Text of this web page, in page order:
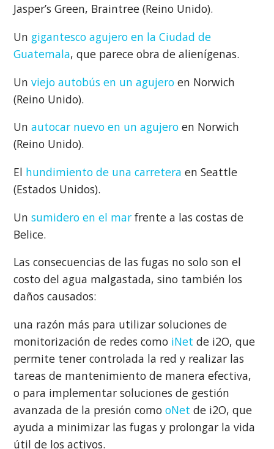
Jasper’s Green, Braintree (Reino Unido).
Un gigantesco agujero en la Ciudad de
Guatemala, que parece obra de alienígenas.
Unviejo autobús en un agujero en Norwich
(Reino Unido).
Unautocar nuevo en un agujero en Norwich
(Reino Unido).
El hundimiento de una carretera en Seattle
(Estados Unidos).
Unsumidero en el mar frente a las costas de
Belice.
Las consecuencias de las fugas no solo son el
costo del agua malgastada, sino también los
daños causados:
una razón más para utilizar soluciones de
monitorización de redes como iNet de i2O, que
permite tener controlada la red y realizar las
tareas de mantenimiento de manera efectiva,
o para implementar soluciones de gestión
avanzada de la presión comooNet de i2O, que
ayuda a minimizar las fugas y prolongar la vida
útil de los activos.